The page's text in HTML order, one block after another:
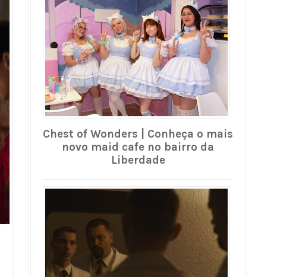
Chest of Wonders | Conheça o mais
novo maid cafe no bairro da
Liberdade